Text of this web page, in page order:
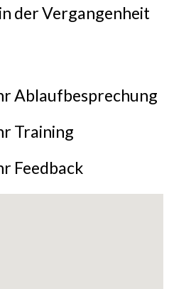
der Vergangenheit
Ablaufbesprechung
Training
Feedback